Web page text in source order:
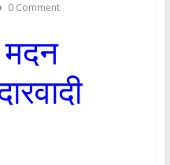
0 Comment